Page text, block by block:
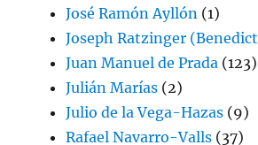
José Ramón Ayllón (1)
Joseph Ratzinger
Juan Manuel de Prada (123)
Julián Marías (2)
Julio de la Vega-Hazas (9)
Rafael Navarro-Valls (37)